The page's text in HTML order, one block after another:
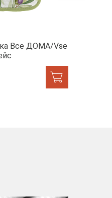
Все ДОМА/Vse